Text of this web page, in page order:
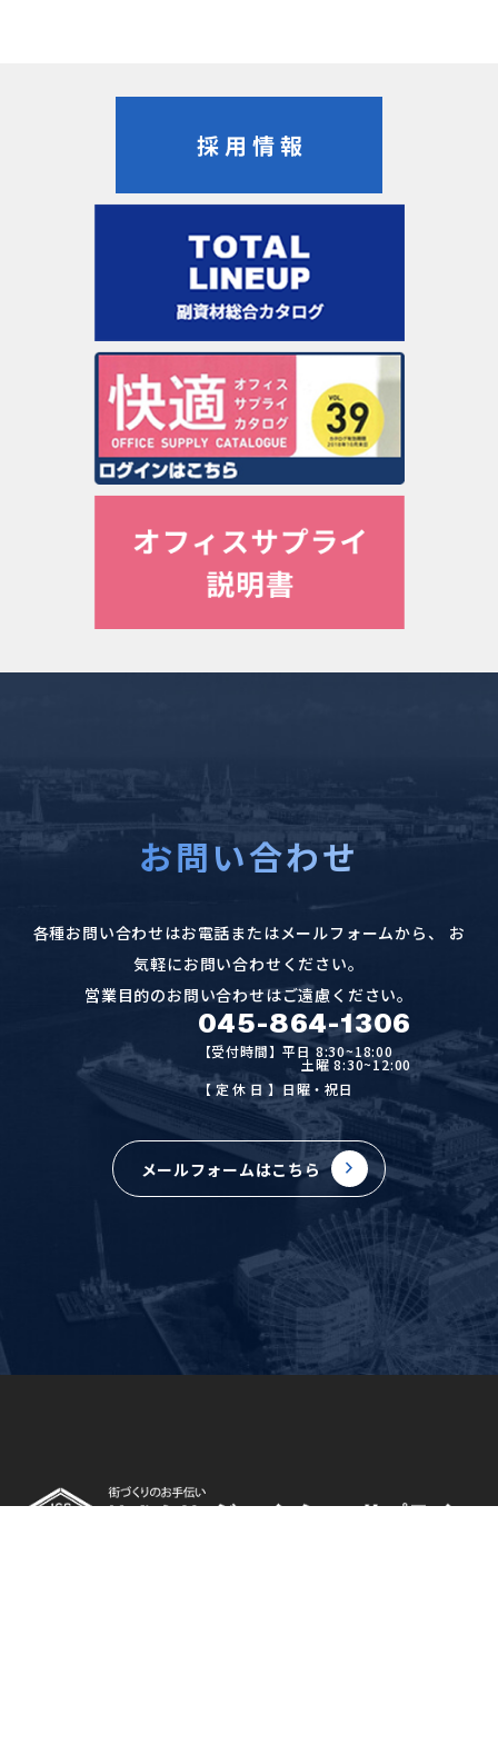
お問い合わせ
各種お問い合わせはお電話またはメールフォームから、
お
気軽にお問い合わせください。
営業目的のお問い合わせはご遠慮ください。
045-864-1306
【受付時間】平日 8:30~18:00
土曜 8:30~12:00
【定休日】日曜・祝日
メールフォームはこちら